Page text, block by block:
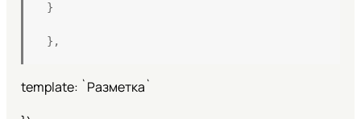
}
},
template: `Разметка`